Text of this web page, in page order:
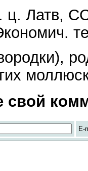
ц. Латв,
свой
E-